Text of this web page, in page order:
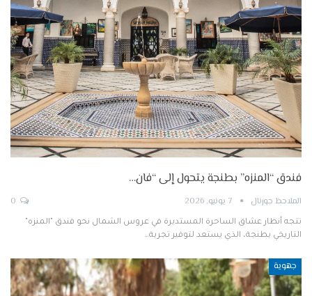
فندق “المنزه” بطنجة يتحول إلى “فان…
الملاحظ جورنال 7 يونيو, 2026
تتجه أنظار عشاق الساحرة المستديرة في عروس الشمال نحو فندق "المنزه"
التاريخي بطنجة، الذي يستعد لتوفير تجربة…
جهوية